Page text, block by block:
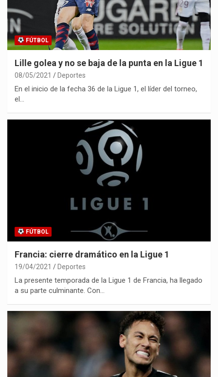
FÚTBOL
Lille golea y no se baja de la punta en la Ligue 1
08/05/2021 Deportes
En el inicio de la fecha 36 de la Ligue 1, el líder del torneo,
el…
FÚTBOL
Francia: cierre dramático en la Ligue 1
19/04/2021 Deportes
La presente temporada de la Ligue 1 de Francia, ha llegado
a su parte culminante. Con…